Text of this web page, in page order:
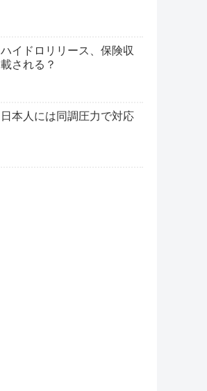
ハイドロリリース、保険収
載される？
日本人には同調圧力で対応